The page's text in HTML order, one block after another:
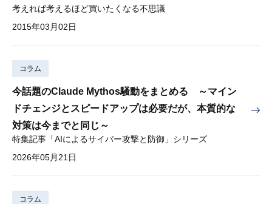
考えれば考えるほど買いたくなる不思議
2015年03月02日
コラム
今話題のClaude Mythos騒動をまとめる ～マイン
ドチェンジとスピードアップは必要だが、本質的な
対策は今までと同じ～
特集記事「AIによるサイバー攻撃と防御」シリーズ
2026年05月21日
コラム